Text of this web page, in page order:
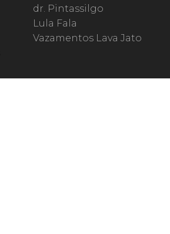
dr. Pintassilgo
Lula Fala
Vazamentos Lava Jato